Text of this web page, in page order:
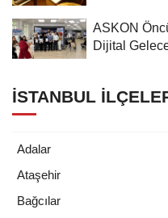
ASKON
Dijital
İSTANBUL
Adalar
Ataşehir
Bağcılar